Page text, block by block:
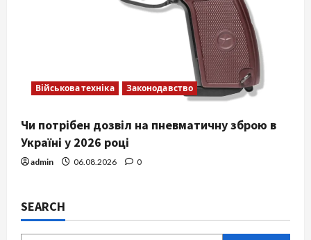
Військова техніка Законодавство
Чи потрібен дозвіл на пневматичну зброю в
Україні у 2026 році
admin 06.08.2026 0
SEARCH